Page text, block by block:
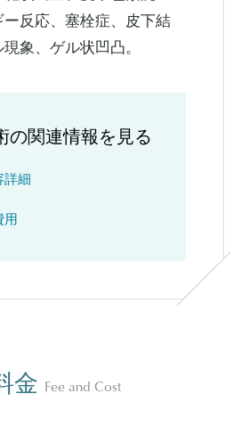
反応、塞栓症、皮下結
象、ゲル状凹凸。
の関連情報を見る
詳細
用
金 Fee and Cost